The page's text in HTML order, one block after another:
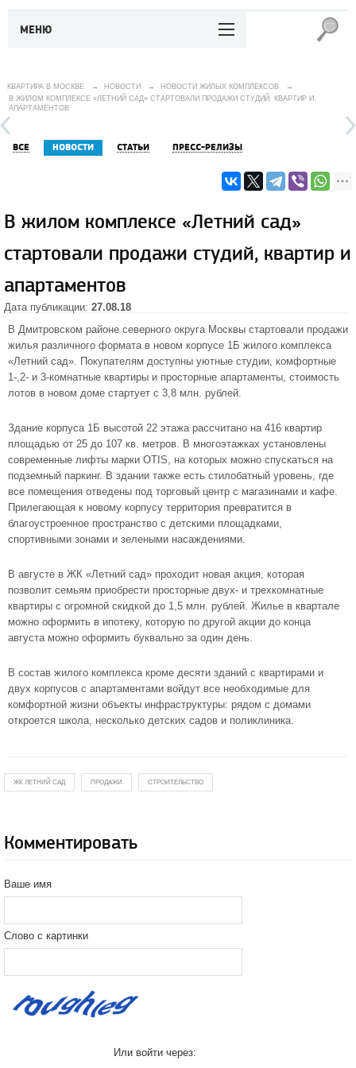
МЕНЮ
КВАРТИРА В МОСКВЕ → НОВОСТИ → НОВОСТИ ЖИЛЫХ КОМПЛЕКСОВ
→
В ЖИЛОМ КОМПЛЕКСЕ «ЛЕТНИЙ САД» СТАРТОВАЛИ ПРОДАЖИ СТУДИЙ, КВАРТИР И
АПАРТАМЕНТОВ
ВСЕ НОВОСТИ СТАТЬИ ПРЕСС-РЕЛИЗЫ
В жилом комплексе «Летний сад»
стартовали продажи студий, квартир и
апартаментов
Дата публикации: 27.08.18
В Дмитровском районе северного округа Москвы стартовали продажи
жилья различного формата в новом корпусе 1Б жилого комплекса
«Летний сад». Покупателям доступны уютные студии, комфортные
1-,2- и 3-комнатные квартиры и просторные апартаменты, стоимость
лотов в новом доме стартует с 3,8 млн. рублей.
Здание корпуса 1Б высотой 22 этажа рассчитано на 416 квартир
площадью от 25 до 107 кв. метров. В многоэтажках установлены
современные лифты марки OTIS, на которых можно спускаться на
подземный паркинг. В здании также есть стилобатный уровень, где
все помещения отведены под торговый центр с магазинами и кафе.
Прилегающая к новому корпусу территория превратится в
благоустроенное пространство с детскими площадками,
спортивными зонами и зелеными насаждениями.
В августе в ЖК «Летний сад» проходит новая акция, которая
позволит семьям приобрести просторные двух- и трехкомнатные
квартиры с огромной скидкой до 1,5 млн. рублей. Жилье в квартале
можно оформить в ипотеку, которую по другой акции до конца
августа можно оформить буквально за один день.
В состав жилого комплекса кроме десяти зданий с квартирами и
двух корпусов с апартаментами войдут все необходимые для
комфортной жизни объекты инфраструктуры: рядом с домами
откроется школа, несколько детских садов и поликлиника.
ЖК ЛЕТНИЙ САД ПРОДАЖИ СТРОИТЕЛЬСТВО
Комментировать
Ваше имя
Слово с картинки
Или войти через: